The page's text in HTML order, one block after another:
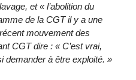
et « l’abolition du
de la CGT il y a une
mouvement des
CGT dire : « C’est vrai,
demander à être exploité. »